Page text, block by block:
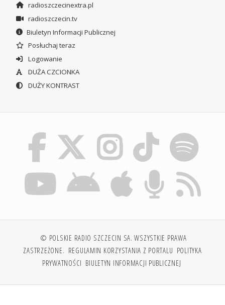
radioszczecinextra.pl
radioszczecin.tv
Biuletyn Informacji Publicznej
Posłuchaj teraz
Logowanie
DUŻA CZCIONKA
DUŻY KONTRAST
© POLSKIE RADIO SZCZECIN SA. WSZYSTKIE PRAWA
ZASTRZEŻONE. REGULAMIN KORZYSTANIA Z PORTALU POLITYKA
PRYWATNOŚCI BIULETYN INFORMACJI PUBLICZNEJ